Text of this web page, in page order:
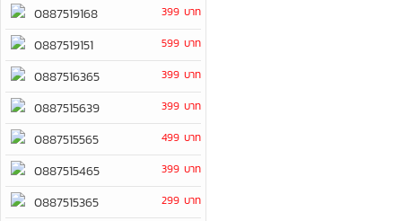
0887519168 399 บาท
0887519151 599 บาท
0887516365 399 บาท
0887515639 399 บาท
0887515565 499 บาท
0887515465 399 บาท
0887515365 299 บาท